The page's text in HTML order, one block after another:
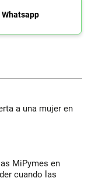
a una mujer en
MiPymes en
cuando las